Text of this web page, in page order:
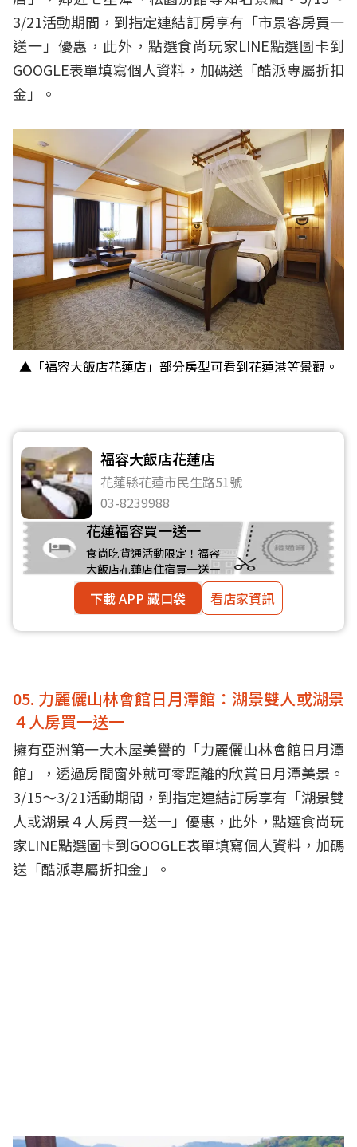
3/21活動期間，到指定連結訂房享有「市景客房買一
送一」優惠，此外，點選食尚玩家LINE點選圖卡到
GOOGLE表單填寫個人資料，加碼送「酷派專屬折扣
金」。
▲「福容大飯店花蓮店」部分房型可看到花蓮港等景觀。
福容大飯店花蓮店
花蓮縣花蓮市民生路51號
03-8239988
花蓮福容買一送一
食尚吃貨通活動限定！福容
大飯店花蓮店住宿買一送一
下載 APP 藏口袋 看店家資訊
05. 力麗儷山林會館日月潭館：湖景雙人或湖景
４人房買一送一
擁有亞洲第一大木屋美譽的「力麗儷山林會館日月潭
館」，透過房間窗外就可零距離的欣賞日月潭美景。
3/15～3/21活動期間，到指定連結訂房享有「湖景雙
人或湖景４人房買一送一」優惠，此外，點選食尚玩
家LINE點選圖卡到GOOGLE表單填寫個人資料，加碼
送「酷派專屬折扣金」。